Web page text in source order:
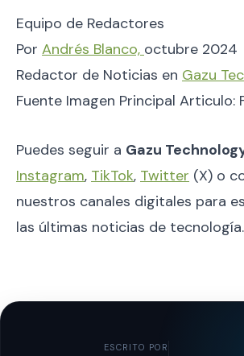
Equipo de Redactores
Por Andrés Blanco, octubre 2024
Redactor de Noticias en Gazu
Fuente Imagen Principal Articulo:
Puedes seguir a Gazu
Instagram, TikTok, Twitter (X) o
nuestros canales digitales para
las últimas noticias de tecnología.
ESCRITO POR